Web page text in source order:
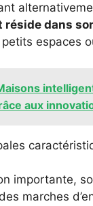
dans
espaces
aux
importante,
marches